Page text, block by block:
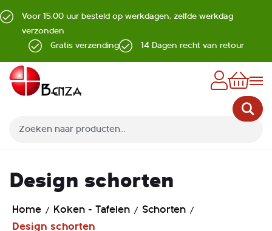
Voor 15:00 uur besteld op werkdagen, zelfde werkdag
verzonden
Gratis verzending
14 Dagen recht van retour
Design schorten
Home Koken - Tafelen Schorten
Design schorten